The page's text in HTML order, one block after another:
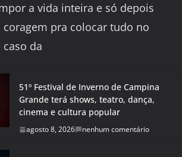
a vida inteira e só depois
coragem pra colocar tudo no
da
51º Festival de Inverno de Campina
Grande terá shows, teatro, dança,
cinema e cultura popular
agosto 8, 2026 nenhum comentário